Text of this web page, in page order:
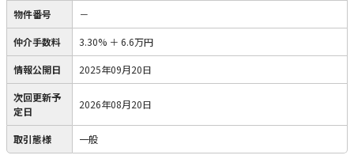
物件番号 －
仲介手数料 3.30% ＋ 6.6万円
情報公開日 2025年09月20日
次回更新予
定日
2026年08月20日
取引態様 一般